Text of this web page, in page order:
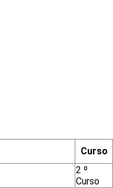
Curso
2 º
Curso